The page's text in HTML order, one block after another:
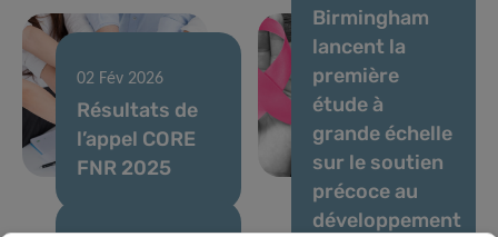
02 Fév 2026
Résultats de
l’appel CORE
FNR 2025
progresser la
compréhension
mondiale des
soins contre
les cancers
féminins
Birmingham
lancent la
première
étude à
grande échelle
sur le soutien
précoce au
développement